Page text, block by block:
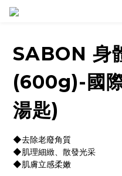
SABON 身
(600g)-國
湯匙)
◆去除老廢角質
◆肌理細緻、散發光采
◆肌膚立感柔嫩